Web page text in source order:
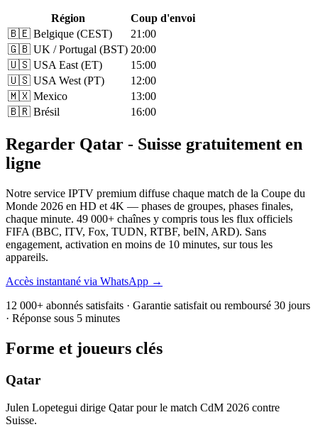
Région
Coup d'envoi
🇧🇪 Belgique (CEST)
21:00
🇬🇧 UK / Portugal (BST) 20:00
🇺🇸 USA East (ET)
15:00
🇺🇸 USA West (PT)
12:00
🇲🇽 Mexico
13:00
🇧🇷 Brésil
16:00
Regarder Qatar - Suisse gratuitement en
ligne
Notre service IPTV premium diffuse chaque match de la Coupe du
Monde 2026 en HD et 4K — phases de groupes, phases finales,
chaque minute. 49 000+ chaînes y compris tous les flux officiels
FIFA (BBC, ITV, Fox, TUDN, RTBF, beIN, ARD). Sans
engagement, activation en moins de 10 minutes, sur tous les
appareils.
Accès instantané via WhatsApp →
12 000+ abonnés satisfaits · Garantie satisfait ou remboursé 30 jours
· Réponse sous 5 minutes
Forme et joueurs clés
Qatar
Julen Lopetegui dirige Qatar pour le match CdM 2026 contre
Suisse.